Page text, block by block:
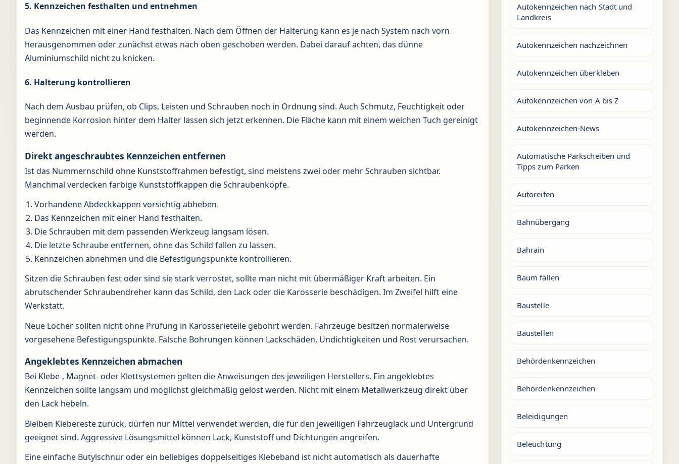
5. Kennzeichen festhalten und entnehmen
Das Kennzeichen mit einer Hand festhalten. Nach dem Öffnen der Halterung kann es je nach System nach vorn
herausgenommen oder zunächst etwas nach oben geschoben werden. Dabei darauf achten, das dünne
Aluminiumschild nicht zu knicken.
6. Halterung kontrollieren
Nach dem Ausbau prüfen, ob Clips, Leisten und Schrauben noch in Ordnung sind. Auch Schmutz, Feuchtigkeit oder
beginnende Korrosion hinter dem Halter lassen sich jetzt erkennen. Die Fläche kann mit einem weichen Tuch gereinigt
werden.
Direkt angeschraubtes Kennzeichen entfernen
Ist das Nummernschild ohne Kunststoffrahmen befestigt, sind meistens zwei oder mehr Schrauben sichtbar.
Manchmal verdecken farbige Kunststoffkappen die Schraubenköpfe.
Vorhandene Abdeckkappen vorsichtig abheben.
Das Kennzeichen mit einer Hand festhalten.
Die Schrauben mit dem passenden Werkzeug langsam lösen.
Die letzte Schraube entfernen, ohne das Schild fallen zu lassen.
Kennzeichen abnehmen und die Befestigungspunkte kontrollieren.
Sitzen die Schrauben fest oder sind sie stark verrostet, sollte man nicht mit übermäßiger Kraft arbeiten. Ein
abrutschender Schraubendreher kann das Schild, den Lack oder die Karosserie beschädigen. Im Zweifel hilft eine
Werkstatt.
Neue Löcher sollten nicht ohne Prüfung in Karosserieteile gebohrt werden. Fahrzeuge besitzen normalerweise
vorgesehene Befestigungspunkte. Falsche Bohrungen können Lackschäden, Undichtigkeiten und Rost verursachen.
Angeklebtes Kennzeichen abmachen
Bei Klebe-, Magnet- oder Klettsystemen gelten die Anweisungen des jeweiligen Herstellers. Ein angeklebtes
Kennzeichen sollte langsam und möglichst gleichmäßig gelöst werden. Nicht mit einem Metallwerkzeug direkt über
den Lack hebeln.
Bleiben Klebereste zurück, dürfen nur Mittel verwendet werden, die für den jeweiligen Fahrzeuglack und Untergrund
geeignet sind. Aggressive Lösungsmittel können Lack, Kunststoff und Dichtungen angreifen.
Eine einfache Butylschnur oder ein beliebiges doppelseitiges Klebeband ist nicht automatisch als dauerhafte
Autokennzeichen nach Stadt und
Landkreis
Autokennzeichen nachzeichnen
Autokennzeichen überkleben
Autokennzeichen von A bis Z
Autokennzeichen-News
Automatische Parkscheiben und
Tipps zum Parken
Autoreifen
Bahnübergang
Bahrain
Baum fällen
Baustelle
Baustellen
Behördenkennzeichen
Behördenkennzeichen
Beleidigungen
Beleuchtung